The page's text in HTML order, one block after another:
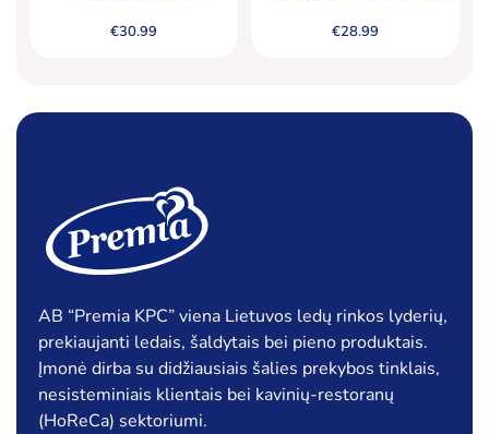
glaisto gabalėliais (5 %) ir
braškiniais valgomaisiais
€30.99
riešutų gabalėliais, 5000 ml
€28.99
AB “Premia KPC” viena Lietuvos ledų rinkos lyderių,
prekiaujanti ledais, šaldytais bei pieno produktais.
Įmonė dirba su didžiausiais šalies prekybos tinklais,
nesisteminiais klientais bei kavinių-restoranų
(HoReCa) sektoriumi.